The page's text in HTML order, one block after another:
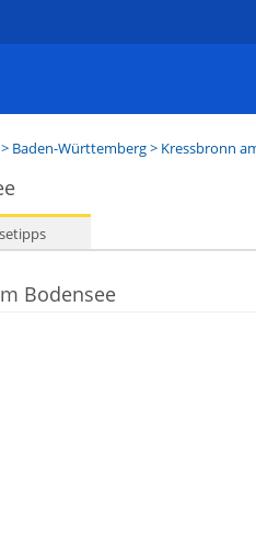
> Baden-Württemberg> Kressbronn
Bodensee